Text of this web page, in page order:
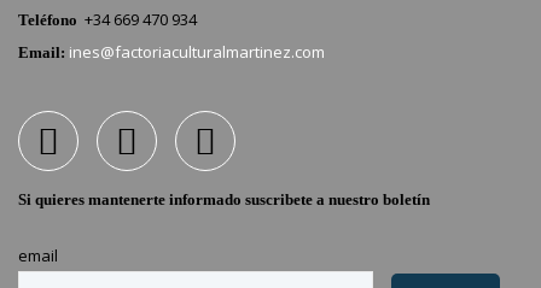
Teléfono +34 669 470 934
Email: ines@factoriaculturalmartinez.com
Si quieres mantenerte informado suscribete a nuestro boletín
email